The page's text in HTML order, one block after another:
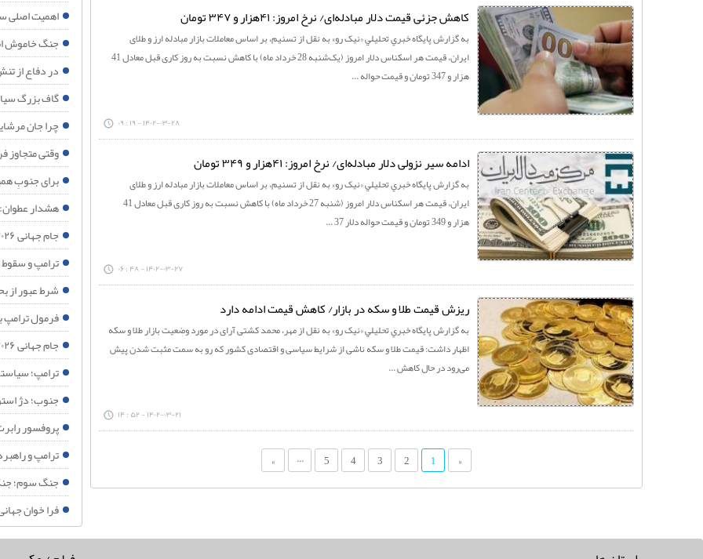
کاهش جزئی قیمت دلار مبادله‌ای/ نرخ امروز: ۴۱هزار و ۳۴۷ تومان
به گزارش پايگاه خبري تحليلي «نيک رو» به نقل از تسنیم، بر اساس معاملات بازار مبادله ارز و طلای
ایران، قیمت هر اسکناس دلار امروز (یک‌شنبه 28 خرداد ماه) با کاهش نسبت به روز کاری قبل معادل 41
هزار و 347 تومان و قیمت حواله ...
۱۴۰۲-۰۳-۲۸ - ۱۹ : ۰۹
ادامه سیر نزولی دلار مبادله‌ای/ نرخ امروز: ۴۱هزار و ۳۴۹ تومان
به گزارش پايگاه خبري تحليلي «نيک رو» به نقل از تسنیم، بر اساس معاملات بازار مبادله ارز و طلای
ایران، قیمت هر اسکناس دلار امروز (شنبه 27 خرداد ماه) با کاهش نسبت به روز کاری قبل معادل 41
هزار و 349 تومان و قیمت حواله دلار 37 ...
۱۴۰۲-۰۳-۲۷ - ۴۸ : ۰۶
ریزش قیمت طلا و سکه در بازار/ کاهش قیمت ادامه دارد
به گزارش پايگاه خبري تحليلي «نيک رو» به نقل از مهر، محمد کشتی آرای در مورد وضعیت بازار طلا و سکه
اظهار داشت: قیمت طلا و سکه ناشی از شرایط سیاسی و اقتصادی کشور که رو به سمت مثبت شدن پیش
می‌رود در حال کاهش ...
۱۴۰۲-۰۳-۲۱ - ۵۲ : ۱۴
«
1
2
3
4
5
...
»
اهمیت اصلی
جنگ خاموش
در دفاع از
گاف بزرگ
چرا جان مرشایمر پذیرش تفاهم‌نامه ۱۷
وقتی
برای جنوبِ
هشدار
جام جهانی ۲۰۲۶؛ وقتی غزه جغرافیای اخلاقی فوتبال را تغییر داد
ترامپ و
شرط عبور از
فرمول ترامپ
جام جهانی ۲۰۲۶؛ وقتی فینال فوتبال به همه‌پرسی جهانی درباره فلسطین تبدیل می شود
ترامپ؛
جنوب؛ دژ
پروفسور
ترامپ و
جنگ سوم؛ جنگ
فرا خوان